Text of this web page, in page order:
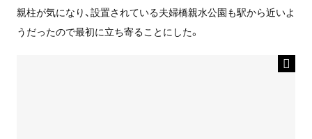
親柱が気になり、設置されている夫婦橋親水公園も駅から近いよ
うだったので最初に立ち寄ることにした。